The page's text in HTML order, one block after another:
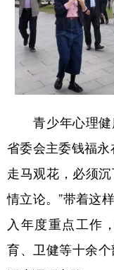
地方频道
北京
辽宁
广东
四川
陕西
新疆
青少年心理健
省委会主委钱福
走马观花，必须
情立论。”带着这
入年度重点工作
育、卫健等十余